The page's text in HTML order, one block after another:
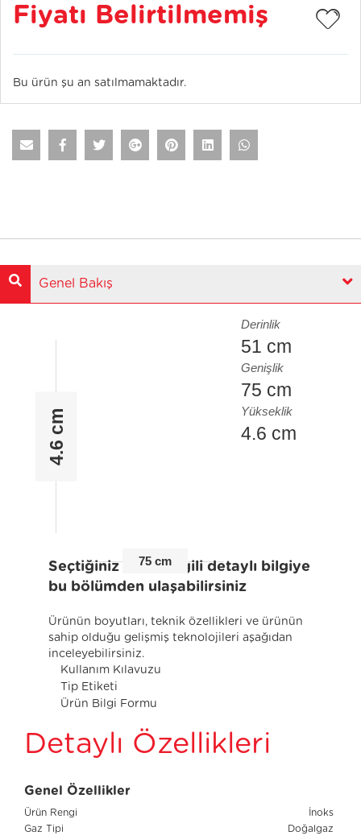
Fiyatı Belirtilmemiş
Bu ürün şu an satılmamaktadır.
Genel Bakış
4.6 cm
75 cm
Derinlik
51 cm
Genişlik
75 cm
Yükseklik
4.6 cm
Seçtiğiniz ürünle ilgili detaylı bilgiye
bu bölümden ulaşabilirsiniz
Ürünün boyutları, teknik özellikleri ve ürünün
sahip olduğu gelişmiş teknolojileri aşağıdan
inceleyebilirsiniz.
Kullanım Kılavuzu
Tip Etiketi
Ürün Bilgi Formu
Detaylı Özellikleri
Genel Özellikler
Ürün Rengi
İnoks
Gaz Tipi
Doğalgaz